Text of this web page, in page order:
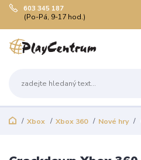
603 345 187
(Po-Pá, 9-17 hod.)
Xbox Xbox 360 Nové hry